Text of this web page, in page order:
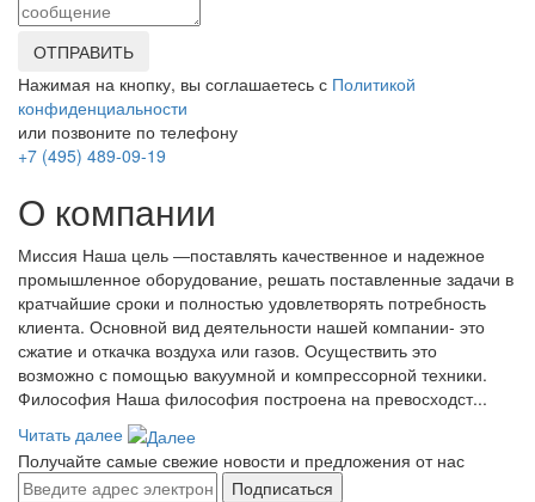
ОТПРАВИТЬ
Нажимая на кнопку, вы соглашаетесь с Политикой
конфиденциальности
или позвоните по телефону
+7 (495) 489-09-19
О компании
Миссия Наша цель ―поставлять качественное и надежное
промышленное оборудование, решать поставленные задачи в
кратчайшие сроки и полностью удовлетворять потребность
клиента. Основной вид деятельности нашей компании- это
сжатие и откачка воздуха или газов. Осуществить это
возможно с помощью вакуумной и компрессорной техники.
Философия Наша философия построена на превосходст...
Читать далее
Получайте самые свежие новости и предложения от нас
Подписаться